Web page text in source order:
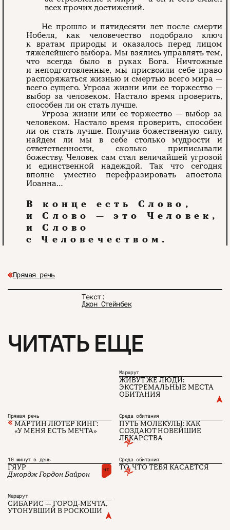
Прямая речь
Текст:
Джон Стейнбек
всех прочих достижений.
Не прошло и пятидесяти лет после смерти
Нобеля, как человечество подобрало ключ
к вратам природы и оказалось перед лицом
тяжелейшего выбора. Мы взялись управлять тем,
что всегда было в руках Бога. Ничтожные
и неподготовленные, мы присвоили себе право
распоряжаться жизнью и смертью всего мира —
всего сущего. Угроза жизни или ее торжество —
выбор за человеком. Настало время проверить,
способен ли он стать лучше.
Угроза жизни или ее торжество — выбор за
человеком. Настало время проверить, способен
ли он стать лучше. Получив божественную силу,
найдем ли мы в себе столько мудрости и
ответственности, сколько приписывали
божеству. Человек сам стал величайшей угрозой
и единственной надеждой. Так что сегодня
вполне уместно перефразировать апостола
Иоанна...
В конце есть Слово,
и Слово — это Человек,
и Слово
с Человечеством.
ЧИТАТЬ ЕЩЕ
Маршрут
ЖИВУТ ЖЕ ЛЮДИ:
ЭКСТРЕМАЛЬНЫЕ МЕСТА
ОБИТАНИЯ
Прямая речь
МАРТИН ЛЮТЕР КИНГ:
«У МЕНЯ ЕСТЬ МЕЧТА»
Среда обитания
ПУТЬ МОЛЕКУЛЫ: КАК
СОЗДАЮТ НОВЕЙШИЕ
ЛЕКАРСТВА
10 минут в день
ГЯУР
Джордж Гордон Байрон
чт
Среда обитания
ТО, ЧТО ТЕБЯ КАСАЕТСЯ
Маршрут
СИБАРИС — ГОРОД-МЕЧТА,
УТОНУВШИЙ В РОСКОШИ
О проекте ЧТИВО ДОМ Рекламодателям